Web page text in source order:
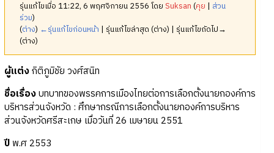
รุ่นแก้ไขเมื่อ 11:22, 6 พฤศจิกายน 2556 โดยSuksan (คุย | ส่วน
ร่วม)
(ต่าง) ←รุ่นแก้ไขก่อนหน้า | รุ่นแก้ไขล่าสุด (ต่าง) | รุ่นแก้ไขถัดไป→
(ต่าง)
ผู้แต่งกิติภูมิชัย วงศ์สนิท
ชื่อเรื่องบทบาทของพรรคการเมืองไทยต่อการเลือกตั้งนายกองค์การ
บริหารส่วนจังหวัด : ศึกษากรณีการเลือกตั้งนายกองค์การบริหาร
ส่วนจังหวัดศรีสะเกษ เมื่อวันที่ 26 เมษายน 2551
ปีพ.ศ 2553